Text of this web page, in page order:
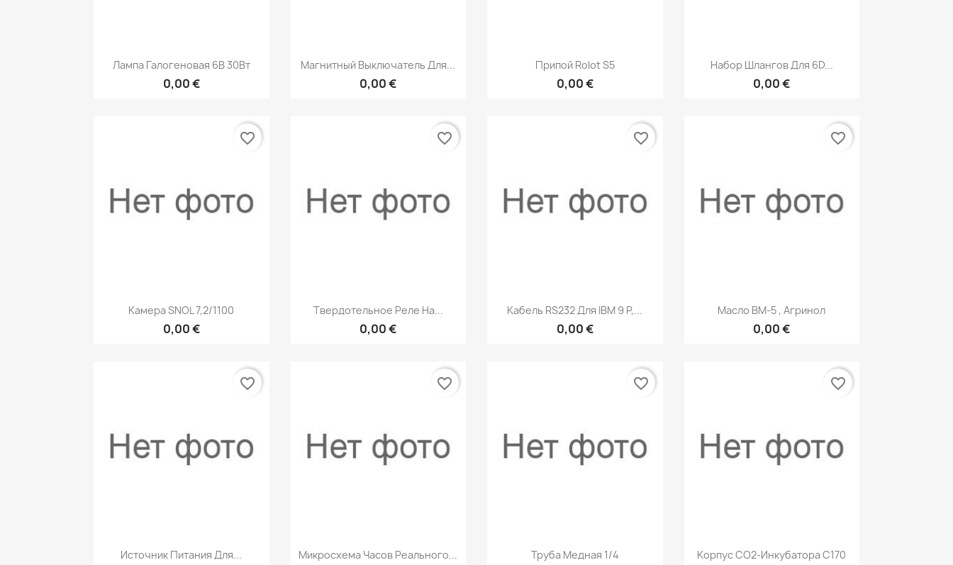
Быстрый просмотр
Лампа Галогеновая 6В 30Вт
0,00 €
Быстрый просмотр
Магнитный Выключатель Для...
0,00 €
Быстрый просмотр
Припой Rolot S5
0,00 €
Быстрый просмотр
Набор Шлангов Для 6D...
0,00 €
Быстрый просмотр
Камера SNOL 7,2/1100
0,00 €
favorite_border
Быстрый просмотр
Твердотельное Реле На...
0,00 €
favorite_border
Быстрый просмотр
Кабель RS232 Для IBM 9 P,...
0,00 €
favorite_border
Быстрый просмотр
Масло ВМ-5 , Агринол
0,00 €
favorite_border
Быстрый просмотр
Источник Питания Для...
favorite_border
Быстрый просмотр
Микросхема Часов Реального...
favorite_border
Быстрый просмотр
Труба Медная 1/4
favorite_border
Быстрый просмотр
Корпус СО2-Инкубатора С170
favorite_border